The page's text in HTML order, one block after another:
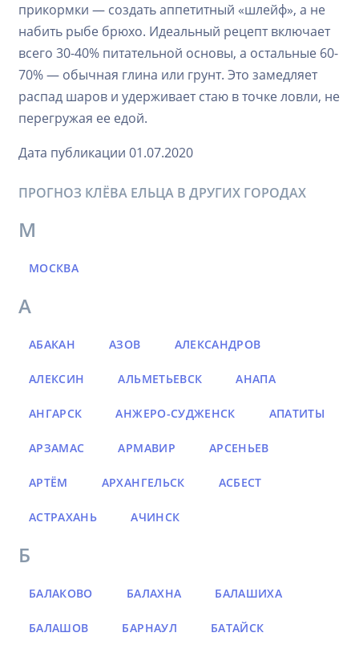
прикормки — создать аппетитный «шлейф», а не
набить рыбе брюхо. Идеальный рецепт включает
всего 30-40% питательной основы, а остальные 60-
70% — обычная глина или грунт. Это замедляет
распад шаров и удерживает стаю в точке ловли, не
перегружая ее едой.
Дата публикации 01.07.2020
ПРОГНОЗ КЛЁВА ЕЛЬЦА В ДРУГИХ ГОРОДАХ
М
МОСКВА
А
АБАКАН АЗОВ АЛЕКСАНДРОВ
АЛЕКСИН АЛЬМЕТЬЕВСК АНАПА
АНГАРСК АНЖЕРО-СУДЖЕНСК АПАТИТЫ
АРЗАМАС АРМАВИР АРСЕНЬЕВ
АРТЁМ АРХАНГЕЛЬСК АСБЕСТ
АСТРАХАНЬ АЧИНСК
Б
БАЛАКОВО БАЛАХНА БАЛАШИХА
БАЛАШОВ БАРНАУЛ БАТАЙСК